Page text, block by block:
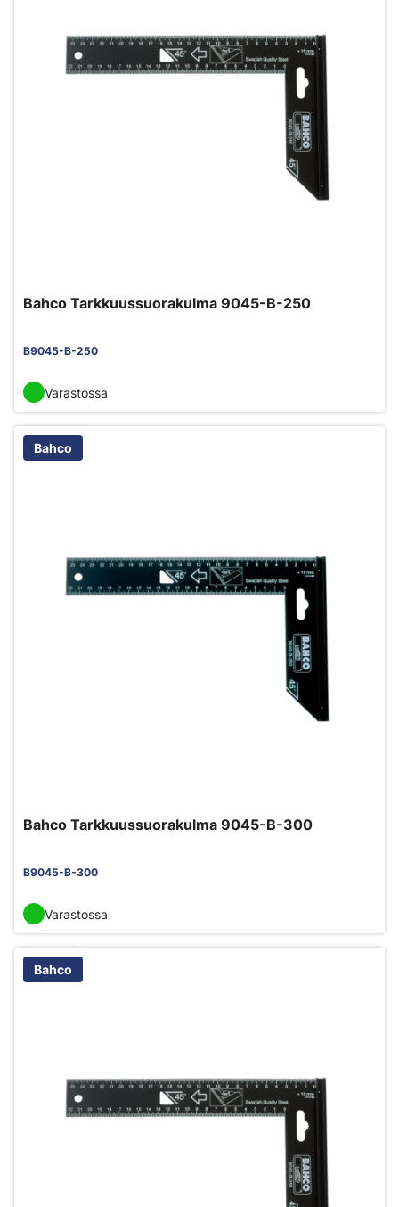
Bahco Tarkkuussuorakulma 9045-B-250
B9045-B-250
Varastossa
Bahco
Bahco Tarkkuussuorakulma 9045-B-300
B9045-B-300
Varastossa
Bahco